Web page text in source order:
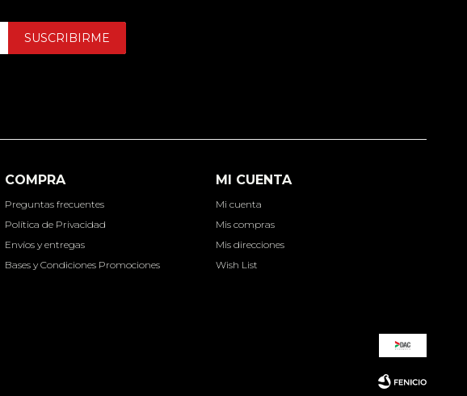
COMPRA
Preguntas frecuentes
Política de Privacidad
Envíos y entregas
Bases y Condiciones Promociones
MI CUENTA
Mi cuenta
Mis compras
Mis direcciones
Wish List
SUSCRIBIRME